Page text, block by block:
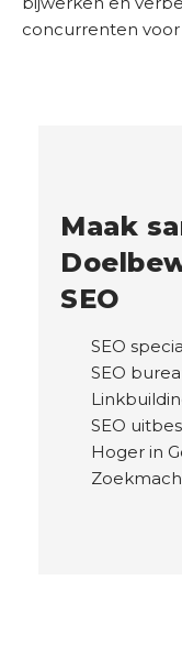
concurrenten voor
Maak
SEO
SEO
SEO
SEO
Hoger in